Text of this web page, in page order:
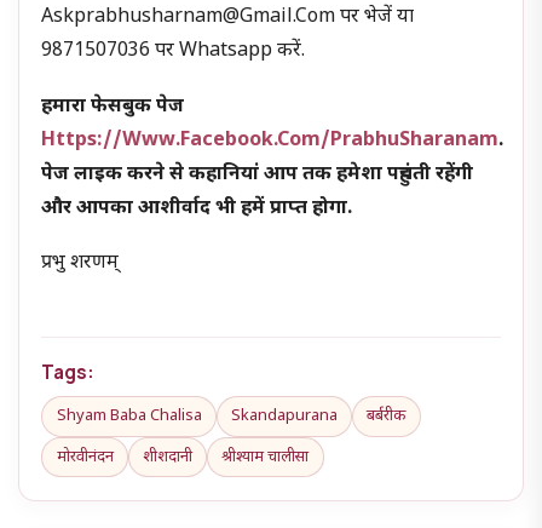
Askprabhusharnam@gmail.com पर भेजें या
9871507036 पर Whatsapp करें.
हमारा फेसबुक पेज
Https://www.facebook.com/PrabhuSharanam.
पेज लाइक करने से कहानियां आप तक हमेशा पहुंचती रहेंगी
और आपका आशीर्वाद भी हमें प्राप्त होगा.
प्रभु शरणम्
Tags:
Shyam Baba Chalisa Skandapurana बर्बरीक
मोरवीनंदन शीशदानी श्रीश्याम चालीसा